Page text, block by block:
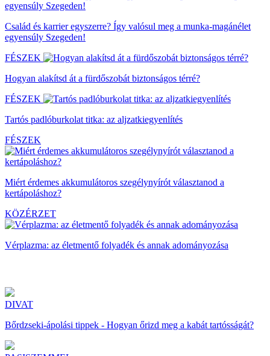
Család és karrier egyszerre? Így valósul meg a munka-magánélet
egyensúly Szegeden!
FÉSZEK
Hogyan alakítsd át a fürdőszobát biztonságos térré?
FÉSZEK
Tartós padlóburkolat titka: az aljzatkiegyenlítés
FÉSZEK
Miért érdemes akkumulátoros szegélynyírót választanod a
kertápoláshoz?
KÖZÉRZET
Vérplazma: az életmentő folyadék és annak adományozása
DIVAT
Bőrdzseki-ápolási tippek - Hogyan őrizd meg a kabát tartósságát?